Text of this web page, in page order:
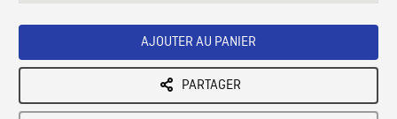
AJOUTER AU PANIER
PARTAGER